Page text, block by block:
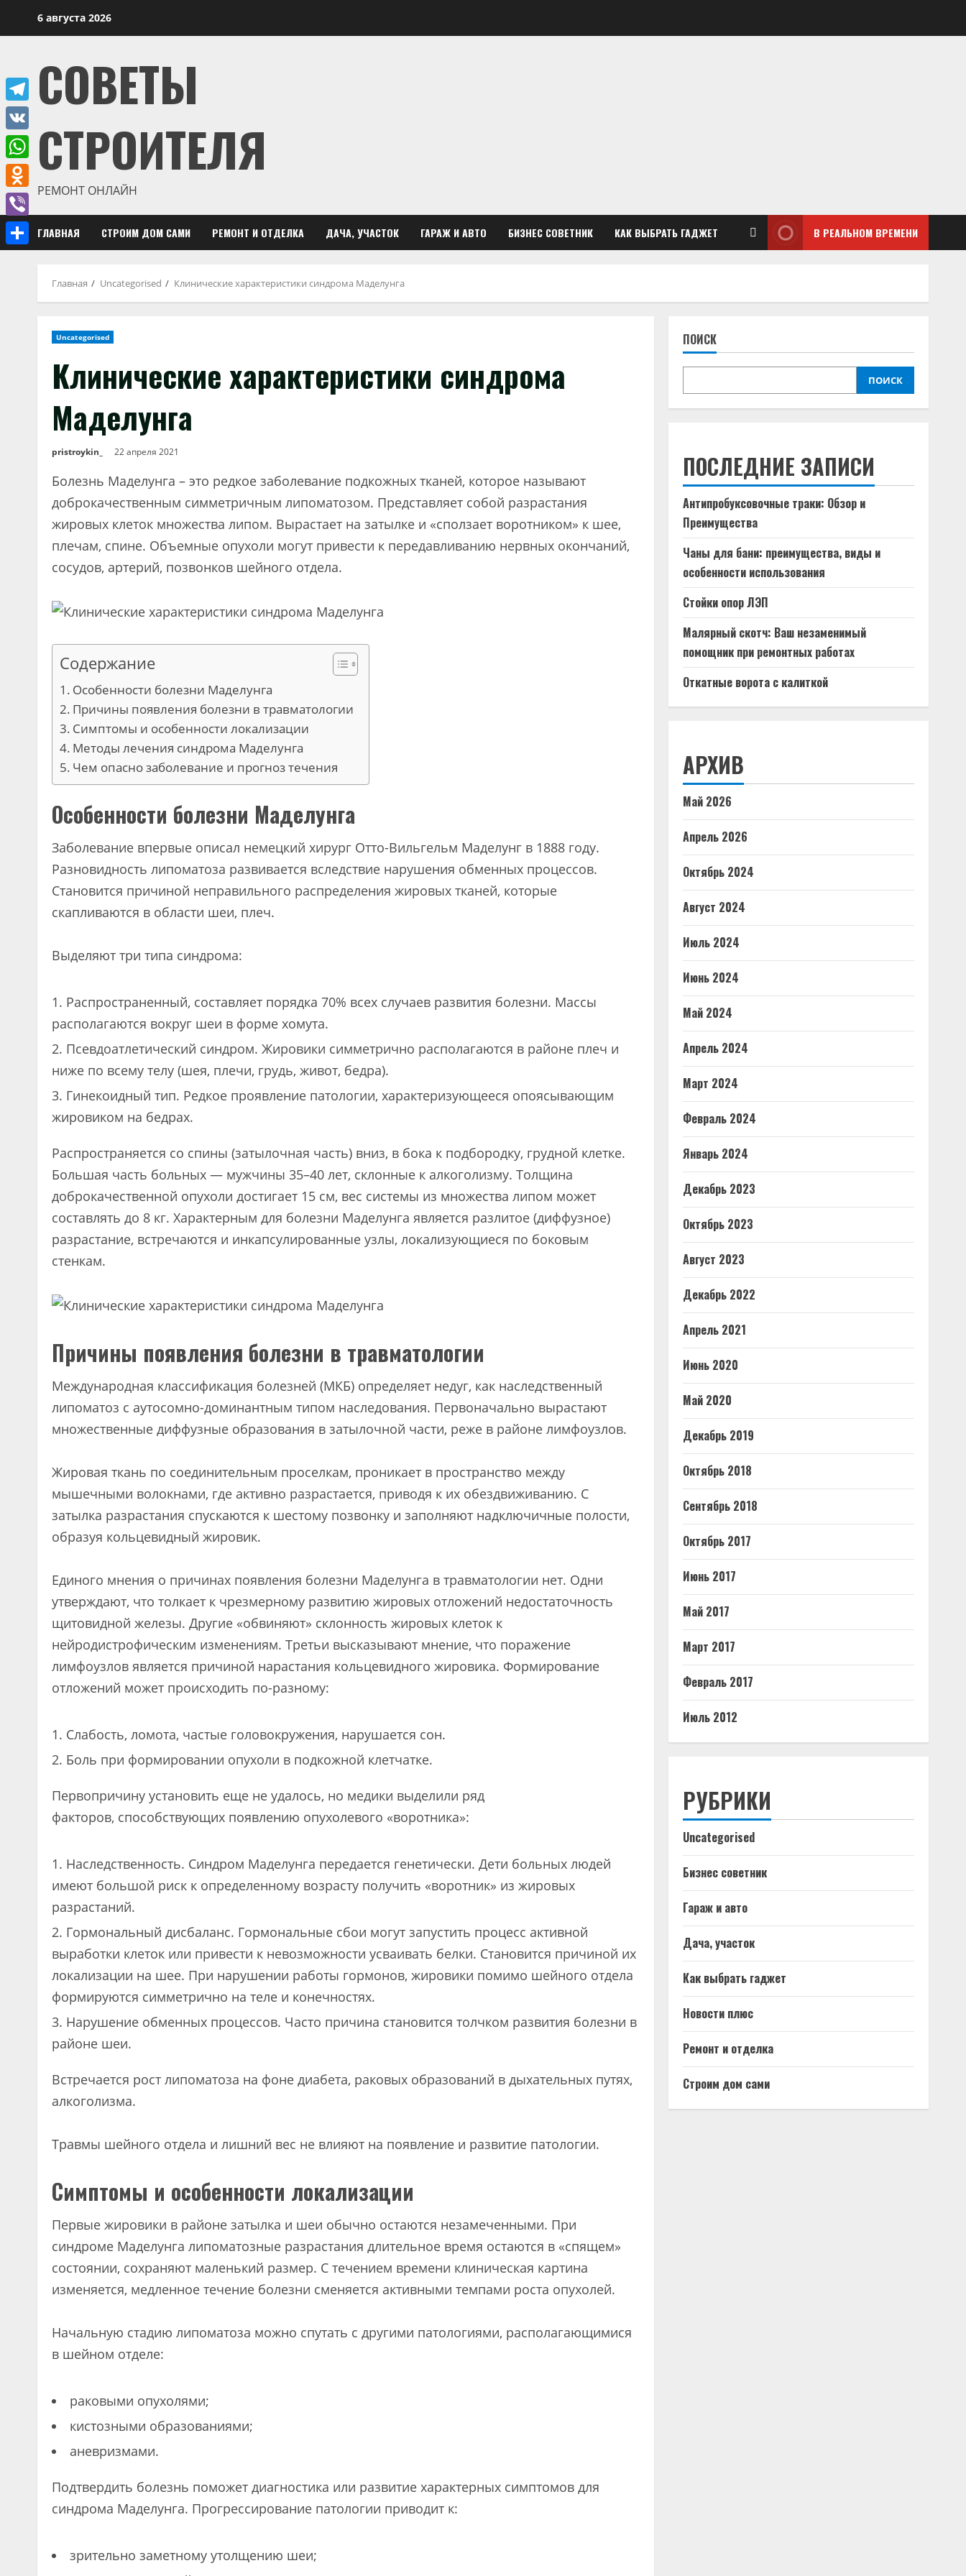
6 августа 2026
СОВЕТЫ
СТРОИТЕЛЯ
РЕМОНТ ОНЛАЙН
ГЛАВНАЯ СТРОИМ ДОМ САМИ РЕМОНТ И ОТДЕЛКА ДАЧА, УЧАСТОК ГАРАЖ И АВТО БИЗНЕС СОВЕТНИК КАК ВЫБРАТЬ ГАДЖЕТ В РЕАЛЬНОМ ВРЕМЕНИ
Главная Uncategorised Клинические характеристики синдрома Маделунга
Uncategorised
Клинические характеристики синдрома
Маделунга
pristroykin_ 22 апреля 2021
Болезнь Маделунга – это редкое заболевание подкожных тканей, которое называют
доброкачественным симметричным липоматозом. Представляет собой разрастания
жировых клеток множества липом. Вырастает на затылке и «сползает воротником» к шее,
плечам, спине. Объемные опухоли могут привести к передавливанию нервных окончаний,
сосудов, артерий, позвонков шейного отдела.
Содержание
Особенности болезни Маделунга
Причины появления болезни в травматологии
Симптомы и особенности локализации
Методы лечения синдрома Маделунга
Чем опасно заболевание и прогноз течения
Особенности болезни Маделунга
Заболевание впервые описал немецкий хирург Отто-Вильгельм Маделунг в 1888 году.
Разновидность липоматоза развивается вследствие нарушения обменных процессов.
Становится причиной неправильного распределения жировых тканей, которые
скапливаются в области шеи, плеч.
Выделяют три типа синдрома:
Распространенный, составляет порядка 70% всех случаев развития болезни. Массы
располагаются вокруг шеи в форме хомута.
Псевдоатлетический синдром. Жировики симметрично располагаются в районе плеч и
ниже по всему телу (шея, плечи, грудь, живот, бедра).
Гинекоидный тип. Редкое проявление патологии, характеризующееся опоясывающим
жировиком на бедрах.
Распространяется со спины (затылочная часть) вниз, в бока к подбородку, грудной клетке.
Большая часть больных — мужчины 35–40 лет, склонные к алкоголизму. Толщина
доброкачественной опухоли достигает 15 см, вес системы из множества липом может
составлять до 8 кг. Характерным для болезни Маделунга является разлитое (диффузное)
разрастание, встречаются и инкапсулированные узлы, локализующиеся по боковым
стенкам.
Причины появления болезни в травматологии
Международная классификация болезней (МКБ) определяет недуг, как наследственный
липоматоз с аутосомно-доминантным типом наследования. Первоначально вырастают
множественные диффузные образования в затылочной части, реже в районе лимфоузлов.
Жировая ткань по соединительным проселкам, проникает в пространство между
мышечными волокнами, где активно разрастается, приводя к их обездвиживанию. С
затылка разрастания спускаются к шестому позвонку и заполняют надключичные полости,
образуя кольцевидный жировик.
Единого мнения о причинах появления болезни Маделунга в травматологии нет. Одни
утверждают, что толкает к чрезмерному развитию жировых отложений недостаточность
щитовидной железы. Другие «обвиняют» склонность жировых клеток к
нейродистрофическим изменениям. Третьи высказывают мнение, что поражение
лимфоузлов является причиной нарастания кольцевидного жировика. Формирование
отложений может происходить по-разному:
Слабость, ломота, частые головокружения, нарушается сон.
Боль при формировании опухоли в подкожной клетчатке.
Первопричину установить еще не удалось, но медики выделили ряд
факторов, способствующих появлению опухолевого «воротника»:
Наследственность. Синдром Маделунга передается генетически. Дети больных людей
имеют большой риск к определенному возрасту получить «воротник» из жировых
разрастаний.
Гормональный дисбаланс. Гормональные сбои могут запустить процесс активной
выработки клеток или привести к невозможности усваивать белки. Становится причиной их
локализации на шее. При нарушении работы гормонов, жировики помимо шейного отдела
формируются симметрично на теле и конечностях.
Нарушение обменных процессов. Часто причина становится толчком развития болезни в
районе шеи.
Встречается рост липоматоза на фоне диабета, раковых образований в дыхательных путях,
алкоголизма.
Травмы шейного отдела и лишний вес не влияют на появление и развитие патологии.
Симптомы и особенности локализации
Первые жировики в районе затылка и шеи обычно остаются незамеченными. При
синдроме Маделунга липоматозные разрастания длительное время остаются в «спящем»
состоянии, сохраняют маленький размер. С течением времени клиническая картина
изменяется, медленное течение болезни сменяется активными темпами роста опухолей.
Начальную стадию липоматоза можно спутать с другими патологиями, располагающимися
в шейном отделе:
раковыми опухолями;
кистозными образованиями;
аневризмами.
Подтвердить болезнь поможет диагностика или развитие характерных симптомов для
синдрома Маделунга. Прогрессирование патологии приводит к:
зрительно заметному утолщению шеи;
ПОИСК
ПОИСК
ПОСЛЕДНИЕ ЗАПИСИ
Антипробуксовочные траки: Обзор и
Преимущества
Чаны для бани: преимущества, виды и
особенности использования
Стойки опор ЛЭП
Малярный скотч: Ваш незаменимый
помощник при ремонтных работах
Откатные ворота с калиткой
АРХИВ
Май 2026
Апрель 2026
Октябрь 2024
Август 2024
Июль 2024
Июнь 2024
Май 2024
Апрель 2024
Март 2024
Февраль 2024
Январь 2024
Декабрь 2023
Октябрь 2023
Август 2023
Декабрь 2022
Апрель 2021
Июнь 2020
Май 2020
Декабрь 2019
Октябрь 2018
Сентябрь 2018
Октябрь 2017
Июнь 2017
Май 2017
Март 2017
Февраль 2017
Июль 2012
РУБРИКИ
Uncategorised
Бизнес советник
Гараж и авто
Дача, участок
Как выбрать гаджет
Новости плюс
Ремонт и отделка
Строим дом сами
Telegram
VK
WhatsApp
Odnoklassniki
Viber